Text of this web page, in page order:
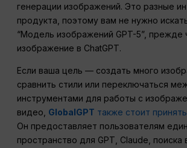
генерации изображений. Это разные
продукта, поэтому вам не нужно
“Модель изображений GPT-5”, прежде
изображение в ChatGPT.
Если ваша цель — создать много
сравнить стили или переключаться
инструментами для работы с
видео, GlobalGPT также стоит
Он предоставляет пользователям
пространство для GPT, Claude, поиска